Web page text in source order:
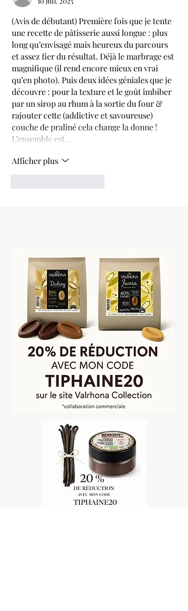
(Avis de débutant) Première fois que je tente
une recette de pâtisserie aussi longue : plus
long qu’envisagé mais heureux du parcours
et assez fier du résultat. Déjà le marbrage est
magnifique (il rend encore mieux en vrai
qu’en photo). Puis deux idées géniales que je
découvre : pour la texture et le goût imbiber
par un sirop au rhum à la sortie du four &
rajouter cette (addictive et savoureuse)
couche de praliné cela change la donne !
L’ensemble est…
Afficher plus